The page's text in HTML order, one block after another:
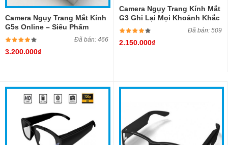
Camera Ngụy Trang Mắt Kính
G5s Online – Siêu Phẩm
Quay Video 4K Kín Đáo, Hiện
Đã bán: 466
3.200.000₫
Camera Ngụy Trang Kính Mắt
G3 Ghi Lại Mọi Khoảnh Khắc
Tuyệt Vời Video 4K Siêu Nét
Đã bán: 509
2.150.000₫